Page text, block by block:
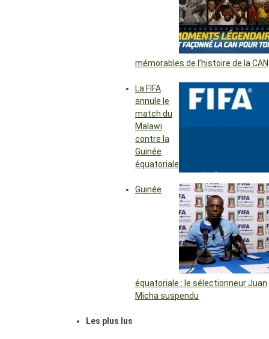
mémorables de l’histoire de la CAN
La FIFA
annule le
match du
Malawi
contre la
Guinée
équatoriale
Guinée
équatoriale : le sélectionneur Juan
Micha suspendu
Les plus lus